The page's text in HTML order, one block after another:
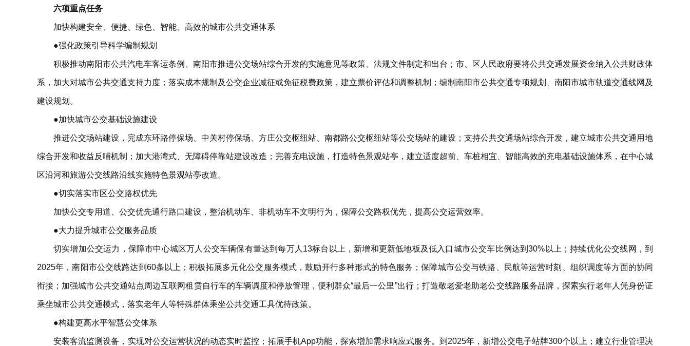
六项重点任务
加快构建安全、便捷、绿色、智能、高效的城市公共交通体系
●强化政策引导科学编制规划
积极推动南阳市公共汽电车客运条例、南阳市推进公交场站综合开发的实施意见等政策、法规文件制定和出台；市、区人民政府要将公共交通发展资金纳入公共财政体
系，加大对城市公共交通支持力度；落实成本规制及公交企业减征或免征税费政策，建立票价评估和调整机制；编制南阳市公共交通专项规划、南阳市城市轨道交通线网及
建设规划。
●加快城市公交基础设施建设
推进公交场站建设，完成东环路停保场、中关村停保场、方庄公交枢纽站、南都路公交枢纽站等公交场站的建设；支持公共交通场站综合开发，建立城市公共交通用地
综合开发和收益反哺机制；加大港湾式、无障碍停靠站建设改造；完善充电设施，打造特色景观站亭，建立适度超前、车桩相宜、智能高效的充电基础设施体系，在中心城
区沿河和旅游公交线路沿线实施特色景观站亭改造。
●切实落实市区公交路权优先
加快公交专用道、公交优先通行路口建设，整治机动车、非机动车不文明行为，保障公交路权优先，提高公交运营效率。
●大力提升城市公交服务品质
切实增加公交运力，保障市中心城区万人公交车辆保有量达到每万人13标台以上，新增和更新低地板及低入口城市公交车比例达到30%以上；持续优化公交线网，到
2025年，南阳市公交线路达到60条以上；积极拓展多元化公交服务模式，鼓励开行多种形式的特色服务；保障城市公交与铁路、民航等运营时刻、组织调度等方面的协同
衔接；加强城市公共交通站点周边互联网租赁自行车的车辆调度和停放管理，便利群众“最后一公里”出行；打造敬老爱老助老公交线路服务品牌，探索实行老年人凭身份证
乘坐城市公共交通模式，落实老年人等特殊群体乘坐公共交通工具优待政策。
●构建更高水平智慧公交体系
安装客流监测设备，实现对公交运营状况的动态实时监控；拓展手机App功能，探索增加需求响应式服务。到2025年，新增公交电子站牌300个以上；建立行业管理决